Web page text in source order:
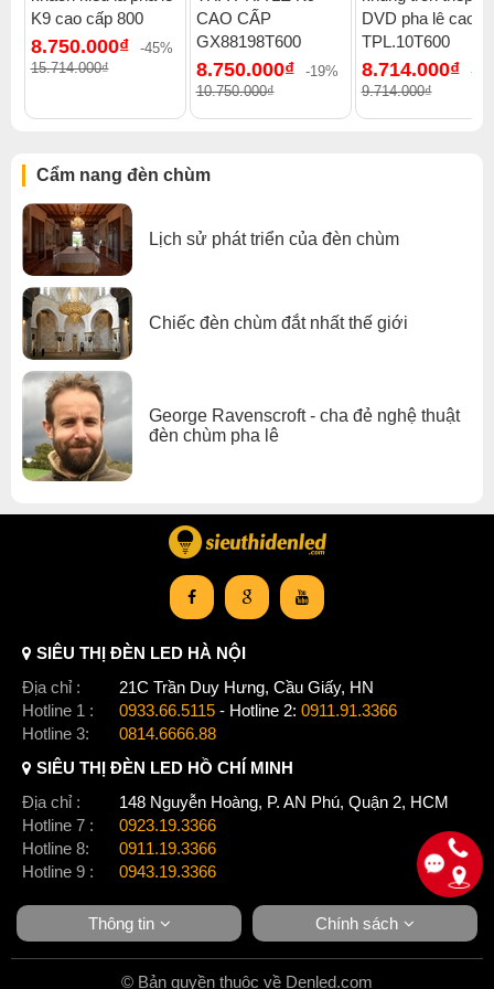
đèn chùm.
Xem thêm:Đèn chùm hiện đại,Đèn chùm treo thả,
Đèn chùm pha lê
Đèn chùm vòng tròn ,
,Đèn chùm đèn chùm gx lighting
K9 cao cấp 800
8.750.000₫
-45%
15.714.000₫
CAO CẤP
GX88198T600
8.750.000₫
-19%
10.750.000₫
DVD pha lê cao
TPL.10T600
8.714.000₫
-
9.714.000₫
Cẩm nang đèn chùm
Lịch sử phát triển của đèn chùm
Chiếc đèn chùm đắt nhất thế giới
George Ravenscroft - cha đẻ nghệ thuật
đèn chùm pha lê
SIÊU THỊ ĐÈN LED HÀ NỘI
Địa chỉ :
21C Trần Duy Hưng, Cầu Giấy, HN
Hotline 1 :
0933.66.5115 - Hotline 2: 0911.91.3366
Hotline 3:
0814.6666.88
SIÊU THỊ ĐÈN LED HỒ CHÍ MINH
Địa chỉ :
148 Nguyễn Hoàng, P. AN Phú, Quận 2, HCM
Hotline 7 :
0923.19.3366
Hotline 8:
0911.19.3366
Hotline 9 :
0943.19.3366
Thông tin Chính sách
© Bản quyền thuộc về Denled.com